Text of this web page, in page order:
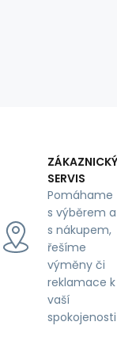
ZÁKAZNICKÝ
SERVIS
Pomáhame
s výběrem a
s nákupem,
řešíme
výměny či
reklamace k
vaší
spokojenosti